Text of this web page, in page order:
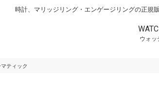
時計、マリッジリング・エンゲージリングの正規販
ウォッ
ティック